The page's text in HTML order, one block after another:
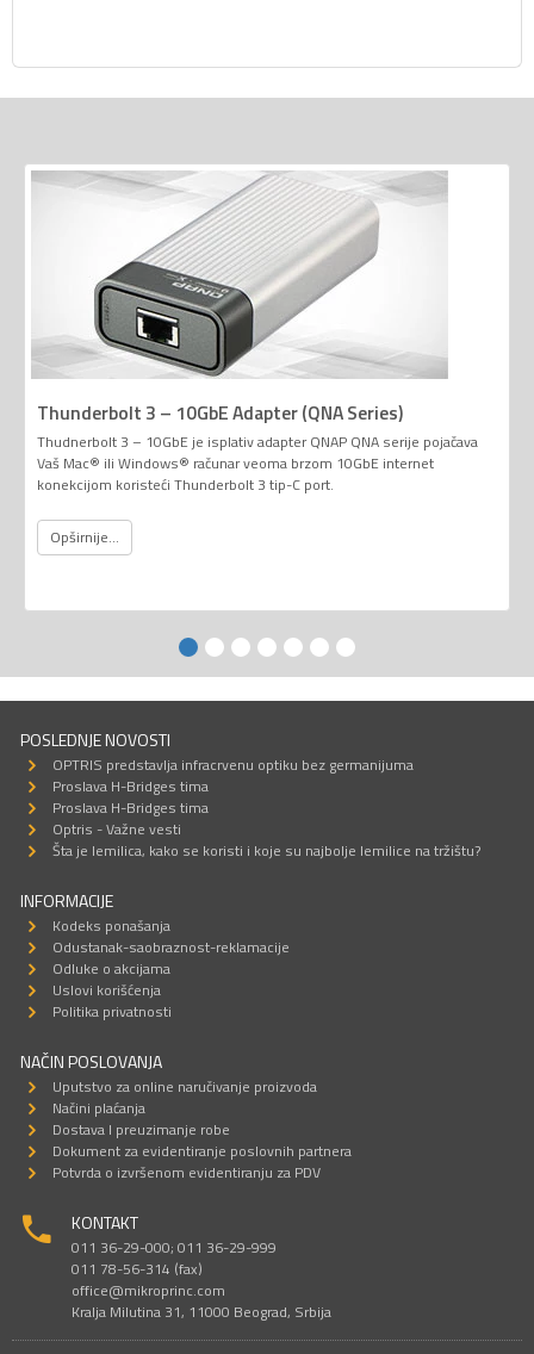
Thunderbolt 3 – 10GbE Adapter (QNA Series)
Thudnerbolt 3 – 10GbE je isplativ adapter QNAP QNA serije pojačava
Vaš Mac® ili Windows® računar veoma brzom 10GbE internet
konekcijom koristeći Thunderbolt 3 tip-C port.
Opširnije...
POSLEDNJE NOVOSTI
OPTRIS predstavlja infracrvenu optiku bez germanijuma
Proslava H-Bridges tima
Proslava H-Bridges tima
Optris - Važne vesti
Šta je lemilica, kako se koristi i koje su najbolje lemilice na tržištu?
INFORMACIJE
Kodeks ponašanja
Odustanak-saobraznost-reklamacije
Odluke o akcijama
Uslovi korišćenja
Politika privatnosti
NAČIN POSLOVANJA
Uputstvo za online naručivanje proizvoda
Načini plaćanja
Dostava I preuzimanje robe
Dokument za evidentiranje poslovnih partnera
Potvrda o izvršenom evidentiranju za PDV
KONTAKT
011 36-29-000; 011 36-29-999
011 78-56-314 (fax)
office@mikroprinc.com
Kralja Milutina 31, 11000 Beograd, Srbija